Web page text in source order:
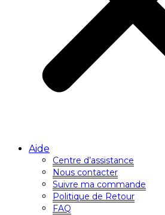
Aide
Centre d’assistance
Nous contacter
Suivre ma commande
Politique de Retour
FAQ